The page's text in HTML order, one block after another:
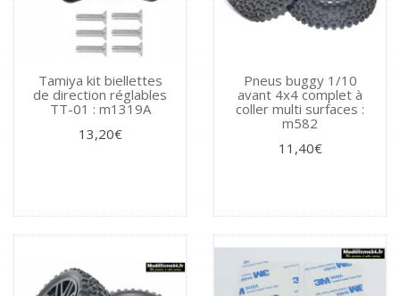
Tamiya kit biellettes
de direction réglables
TT-01 : m1319A
13,20€
Pneus buggy 1/10
avant 4x4 complet à
coller multi surfaces :
m582
11,40€